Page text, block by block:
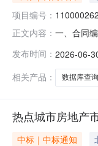
项目编号：
正文内容： 一、合同
信息技术
发布时间： 2026-06-
相关产品：
数据库查
热点城市房地产
中标｜中标通知